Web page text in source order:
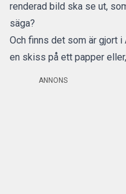
renderad bild ska se ut,
säga?
Och finns det som är gjort i
en skiss på ett papper
ANNONS